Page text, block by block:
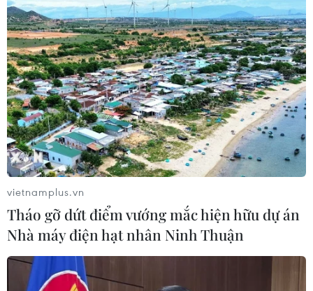
Thông báo Kết luận của Tổng Bí thư,
Chủ tịch nước Tô Lâm tại Phiên họp
Ban Chỉ đạo Trung ương thực hiện
Nghị quyết 57
07/08/2026 04:08
Bỉ tìm ra hướng đi mới trong điều trị
ung thư gan di căn
07/08/2026 04:05
Chưa có bằng chứng truyền máu trẻ
giúp chống lão hóa
vietnamplus.vn
Tháo gỡ dứt điểm vướng mắc hiện hữu dự án
Nhà máy điện hạt nhân Ninh Thuận